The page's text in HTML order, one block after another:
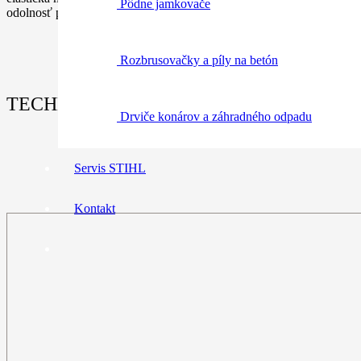
Pôdne jamkovače
Rozbrusovačky a píly na betón
Drviče konárov a záhradného odpadu
Servis STIHL
Kontakt
odolnosť proti opotebeniu.
TECHNICKÉ ÚDAJE: